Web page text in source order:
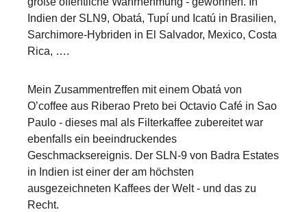
Indien der SLN9, Obatá, Tupí und Icatú in Brasilien,
Sarchimore-Hybriden in El Salvador, Mexico, Costa
Rica, ….
Mein Zusammentreffen mit einem Obatá von
O’coffee aus Riberao Preto bei Octavio Café in Sao
Paulo - dieses mal als Filterkaffee zubereitet war
ebenfalls ein beeindruckendes
Geschmacksereignis. Der SLN-9 von Badra Estates
in Indien ist einer der am höchsten
ausgezeichneten Kaffees der Welt - und das zu
Recht.